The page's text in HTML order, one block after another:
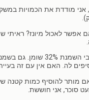
אני מודדת את הכמויות
אפשר לאכול מיונז? ראיתי
ד. לגבי השמנת 32%
לה. האם אין עם זה
מותר להוסיף כמות קטנה
סוכר, אני חוששת.